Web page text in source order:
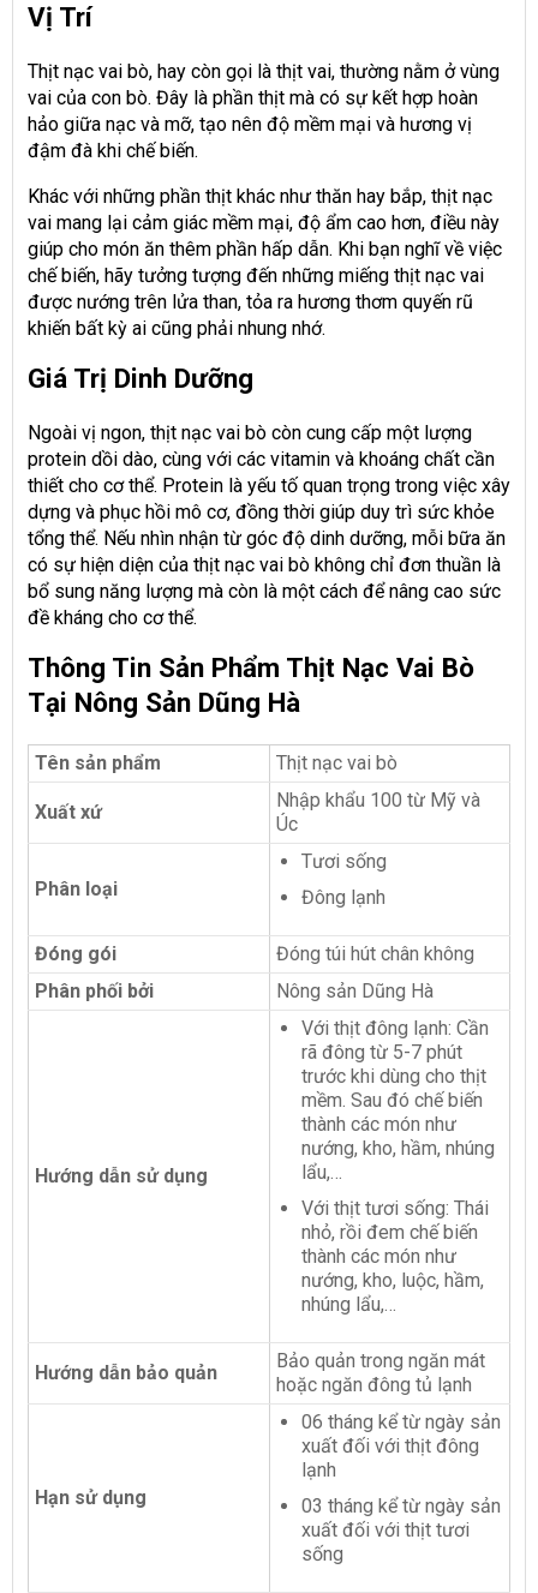
Vị Trí
Thịt nạc vai bò, hay còn gọi là thịt vai, thường nằm ở vùng
vai của con bò. Đây là phần thịt mà có sự kết hợp hoàn
hảo giữa nạc và mỡ, tạo nên độ mềm mại và hương vị
đậm đà khi chế biến.
Khác với những phần thịt khác như thăn hay bắp, thịt nạc
vai mang lại cảm giác mềm mại, độ ẩm cao hơn, điều này
giúp cho món ăn thêm phần hấp dẫn. Khi bạn nghĩ về việc
chế biến, hãy tưởng tượng đến những miếng thịt nạc vai
được nướng trên lửa than, tỏa ra hương thơm quyến rũ
khiến bất kỳ ai cũng phải nhung nhớ.
Giá Trị Dinh Dưỡng
Ngoài vị ngon, thịt nạc vai bò còn cung cấp một lượng
protein dồi dào, cùng với các vitamin và khoáng chất cần
thiết cho cơ thể. Protein là yếu tố quan trọng trong việc xây
dựng và phục hồi mô cơ, đồng thời giúp duy trì sức khỏe
tổng thể. Nếu nhìn nhận từ góc độ dinh dưỡng, mỗi bữa ăn
có sự hiện diện của thịt nạc vai bò không chỉ đơn thuần là
bổ sung năng lượng mà còn là một cách để nâng cao sức
đề kháng cho cơ thể.
Thông Tin Sản Phẩm Thịt Nạc Vai Bò
Tại Nông Sản Dũng Hà
Tên sản phẩm Thịt nạc vai bò
Xuất xứ
Nhập khẩu 100 từ Mỹ và
Úc
Phân loại
Tươi sống
Đông lạnh
Đóng gói
Đóng túi hút chân không
Phân phối bởi
Nông sản Dũng Hà
Hướng dẫn sử dụng
Với thịt đông lạnh: Cần
rã đông từ 5-7 phút
trước khi dùng cho thịt
mềm. Sau đó chế biến
thành các món như
nướng, kho, hầm, nhúng
lẩu,…
Với thịt tươi sống: Thái
nhỏ, rồi đem chế biến
thành các món như
nướng, kho, luộc, hầm,
nhúng lẩu,…
Hướng dẫn bảo quản
Bảo quản trong ngăn mát
hoặc ngăn đông tủ lạnh
Hạn sử dụng
06 tháng kể từ ngày sản
xuất đối với thịt đông
lạnh
03 tháng kể từ ngày sản
xuất đối với thịt tươi
sống